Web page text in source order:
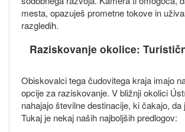
mesta, opazuješ prometne tokove in
razgledih.
Raziskovanje okolice:
Obiskovalci tega čudovitega kraja imajo
opcije za raziskovanje. V bližnji okolici
nahajajo številne destinacije, ki čakajo, da
Tukaj je nekaj naših najboljših predlogov: